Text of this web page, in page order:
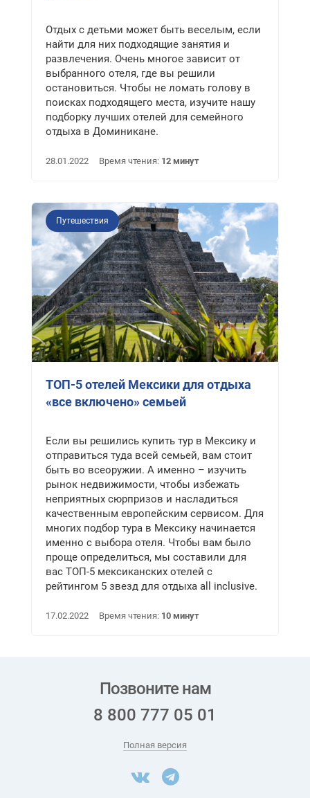
Отдых с детьми может быть веселым, если
найти для них подходящие занятия и
развлечения. Очень многое зависит от
выбранного отеля, где вы решили
остановиться. Чтобы не ломать голову в
поисках подходящего места, изучите нашу
подборку лучших отелей для семейного
отдыха в Доминикане.
28.01.2022 Время чтения: 12 минут
Путешествия
ТОП-5 отелей Мексики для отдыха
«все включено» семьей
Если вы решились купить тур в Мексику и
отправиться туда всей семьей, вам стоит
быть во всеоружии. А именно – изучить
рынок недвижимости, чтобы избежать
неприятных сюрпризов и насладиться
качественным европейским сервисом. Для
многих подбор тура в Мексику начинается
именно с выбора отеля. Чтобы вам было
проще определиться, мы составили для
вас ТОП-5 мексиканских отелей с
рейтингом 5 звезд для отдыха all inclusive.
17.02.2022 Время чтения: 10 минут
Позвоните нам
8 800 777 05 01
Полная версия